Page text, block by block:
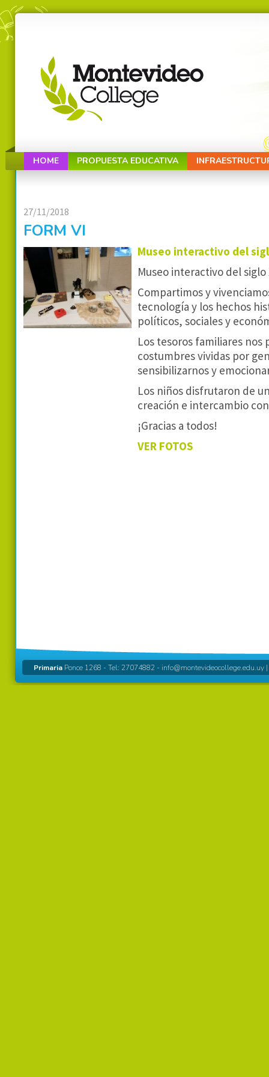
HOME PROPUESTA EDUCATIVA
27/11/2018
FORM VI
Museo interactivo del
Museo interactivo del siglo
Compartimos y
tecnología y los hechos
políticos, sociales y
Los tesoros familiares
costumbres vividas por
sensibilizarnos y
Los niños disfrutaron de
creación e intercambio
¡Gracias a todos!
VER FOTOS
Primaria Ponce 1268 - Tel: 27074882 - info@montevideocollege.edu.uy |